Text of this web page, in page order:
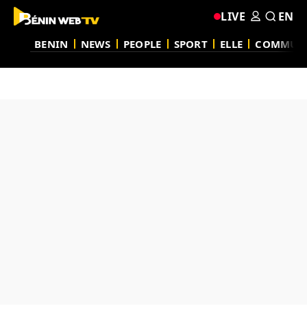
BENIN NEWS PEOPLE SPORT ELLE
LIVE EN